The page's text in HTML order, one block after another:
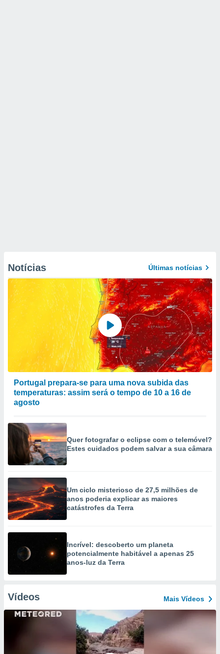
Notícias Últimas notícias
Portugal prepara-se para uma nova subida das
temperaturas: assim será o tempo de 10 a 16 de
agosto
Quer fotografar o eclipse com o telemóvel?
Estes cuidados podem salvar a sua câmara
Um ciclo misterioso de 27,5 milhões de
anos poderia explicar as maiores
catástrofes da Terra
Incrível: descoberto um planeta
potencialmente habitável a apenas 25
anos-luz da Terra
Vídeos Mais Vídeos